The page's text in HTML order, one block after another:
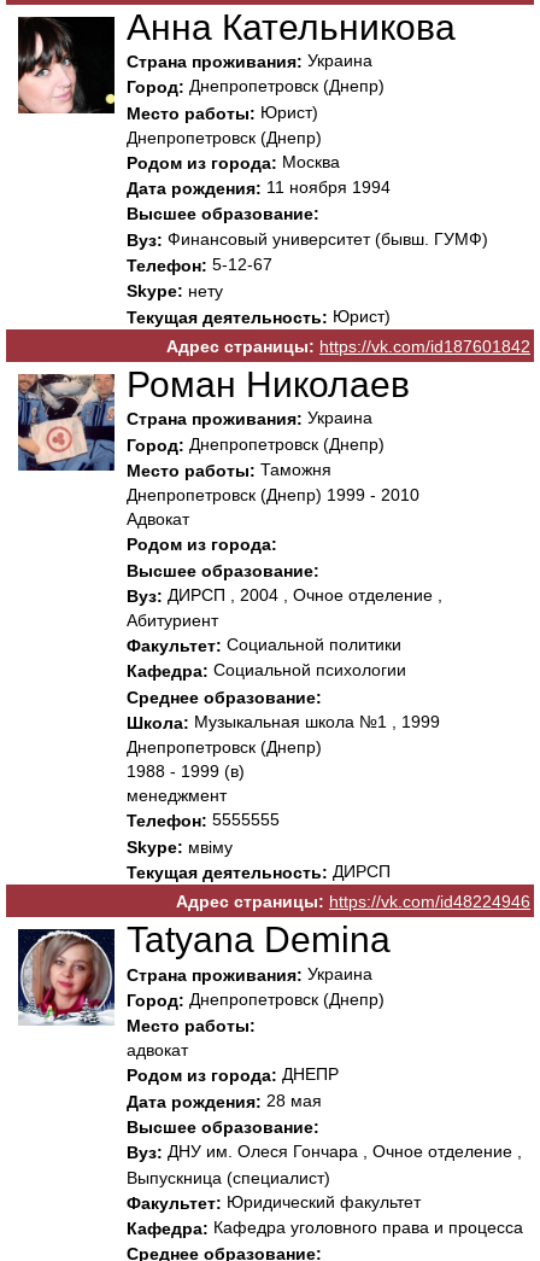
Анна Кательникова
Страна проживания: Украина
Город: Днепропетровск (Днепр)
Место работы: Юрист)
Днепропетровск (Днепр)
Родом из города: Москва
Дата рождения: 11 ноября 1994
Высшее образование:
Вуз: Финансовый университет (бывш. ГУМФ)
Телефон: 5-12-67
Skype: нету
Текущая деятельность: Юрист)
Адрес страницы: https://vk.com/id187601842
Роман Николаев
Страна проживания: Украина
Город: Днепропетровск (Днепр)
Место работы: Таможня
Днепропетровск (Днепр) 1999 - 2010
Адвокат
Родом из города:
Высшее образование:
Вуз: ДИРСП , 2004 , Очное отделение ,
Абитуриент
Факультет: Социальной политики
Кафедра: Социальной психологии
Среднее образование:
Школа: Музыкальная школа №1 , 1999
Днепропетровск (Днепр)
1988 - 1999 (в)
менеджмент
Телефон: 5555555
Skype: мвіму
Текущая деятельность: ДИРСП
Адрес страницы: https://vk.com/id48224946
Tatyana Demina
Страна проживания: Украина
Город: Днепропетровск (Днепр)
Место работы:
адвокат
Родом из города: ДНЕПР
Дата рождения: 28 мая
Высшее образование:
Вуз: ДНУ им. Олеся Гончара , Очное отделение ,
Выпускница (специалист)
Факультет: Юридический факультет
Кафедра: Кафедра уголовного права и процесса
Среднее образование: